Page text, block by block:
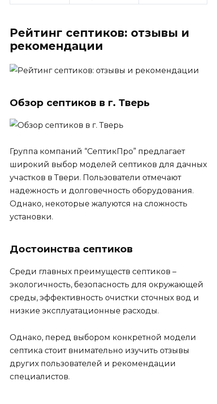
Рейтинг септиков: отзывы и
рекомендации
Обзор септиков в г. Тверь
Группа компаний “СептикПро” предлагает
широкий выбор моделей септиков для дачных
участков в Твери. Пользователи отмечают
надежность и долговечность оборудования.
Однако, некоторые жалуются на сложность
установки.
Достоинства септиков
Среди главных преимуществ септиков –
экологичность, безопасность для окружающей
среды, эффективность очистки сточных вод и
низкие эксплуатационные расходы.
Однако, перед выбором конкретной модели
септика стоит внимательно изучить отзывы
других пользователей и рекомендации
специалистов.